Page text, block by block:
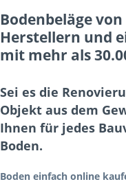
Bodenbeläge
Herstellern und
mit mehr als
Sei es die
Objekt aus dem
Ihnen für jedes
Boden.
Boden einfach online